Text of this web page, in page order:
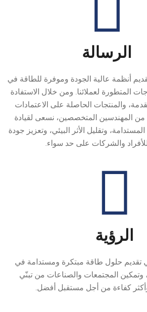
الرسالة
أنظمة عالية الجودة وموفرة للطاقة في
المتطورة لعملائنا. ومن خلال الاستفادة
والمنتجات الحاصلة على الاعتمادات
من المهندسين المتخصصين، نسعى لقيادة
وتقليل الأثر البيئي، وتعزيز جودة
للأفراد والشركات على حد سواء.
الرؤية
تقديم حلول طاقة مبتكرة ومستدامة في
وتمكين المجتمعات والصناعات من تبنّي
كفاءة من أجل مستقبل أفضل.
1
+